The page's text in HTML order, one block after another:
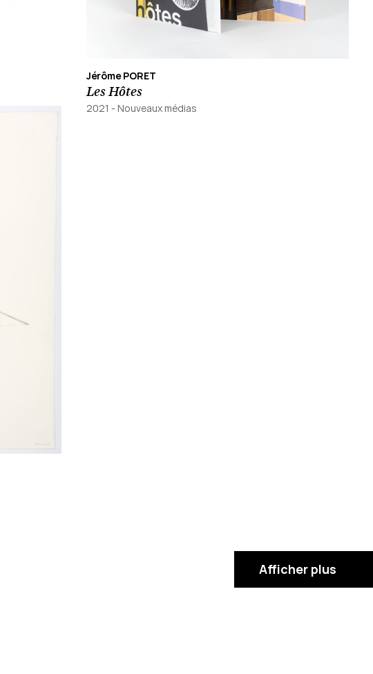
Jérôme PORET
Les Hôtes
2021 - Nouveaux médias
Afficher plus